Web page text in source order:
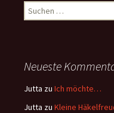
Suchen
nach:
Neueste
Jutta zu Ich möchte…
Jutta zu Kleine